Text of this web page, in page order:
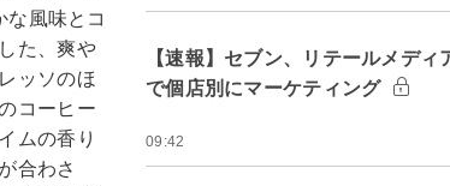
風味とコ
た、爽や
ッソのほ
コーヒー
ムの香り
合わさ
【速報】セブン、リテールメデ
で個店別にマーケティング
09:42